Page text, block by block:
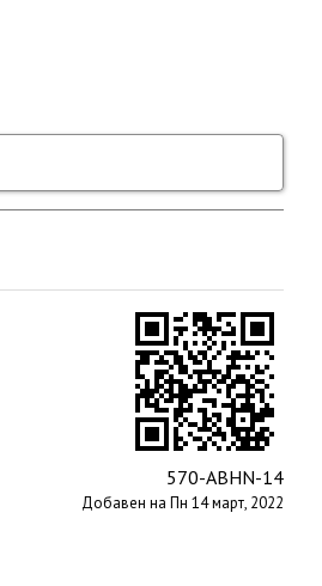
570-ABHN-14
Добавен на Пн 14 март, 2022